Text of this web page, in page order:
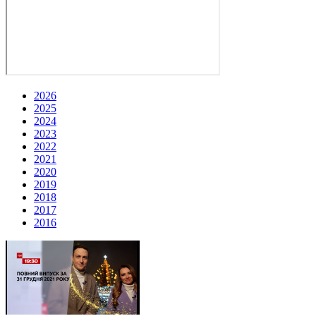
2026
2025
2024
2023
2022
2021
2020
2019
2018
2017
2016